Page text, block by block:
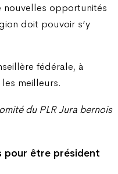
nouvelles opportunités
doit pouvoir s’y
fédérale, à
meilleurs.
du PLR Jura bernois
pour être président